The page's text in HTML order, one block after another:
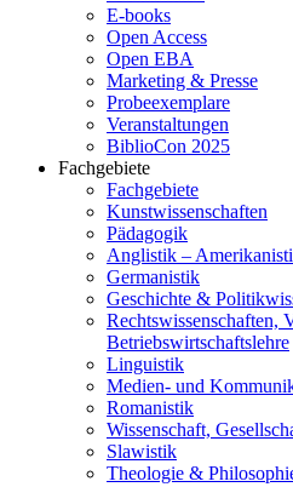
E-books
Open Access
Open EBA
Marketing & Presse
Probeexemplare
Veranstaltungen
BiblioCon 2025
Fachgebiete
Fachgebiete
Kunstwissenschaften
Pädagogik
Anglistik –
Germanistik
Geschichte &
Rechtswissenschaften,
Betriebswirtschaftslehre
Linguistik
Medien- und
Romanistik
Wissenschaft,
Slawistik
Theologie &